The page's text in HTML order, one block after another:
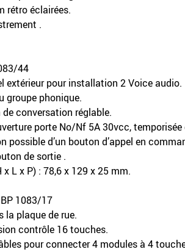
rétro éclairées.
.
44
extérieur pour installation 2 Voice audio.
groupe phonique.
de conversation réglable.
porte No/Nf 5A 30vcc, temporisée
possible d’un bouton d’appel en
de sortie .
x L x P) : 78,6 x 129 x 25 mm.
BP 1083/17
la plaque de rue.
contrôle 16 touches.
pour connecter 4 modules à 4